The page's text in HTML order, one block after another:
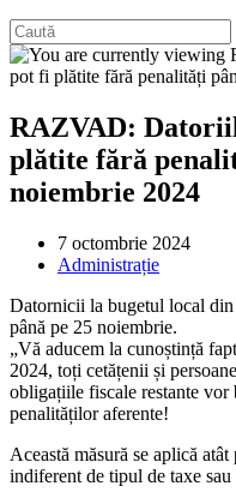
RAZVAD:
plătite fără
noiembrie 2024
Post
published:
7 octombrie 2024
Post
Administrație
Datornicii la bugetul local
până pe 25 noiembrie.
„Vă aducem la cunoștință
2024, toți cetățenii și
obligațiile fiscale restante
penalităților aferente!
Această măsură se aplică
indiferent de tipul de taxe